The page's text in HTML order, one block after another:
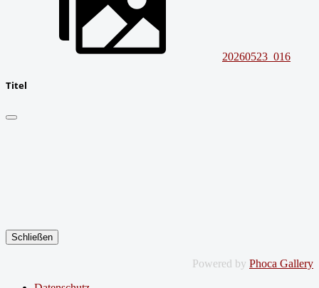
20260523_016
Titel
Schließen
Powered by Phoca Gallery